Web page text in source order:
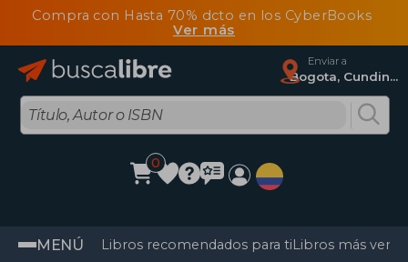
Compra con Hasta 70% dcto en los CyberBooks
Ver más
Enviar a
Bogota, Cundinamarca
0
MENÚ Libros recomendados para tiLibros más